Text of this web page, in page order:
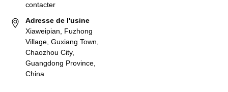
contacter
Adresse de l'usine
Xiaweipian, Fuzhong
Village, Guxiang Town,
Chaozhou City,
Guangdong Province,
China